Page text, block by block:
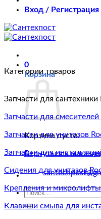
Вход / Регистрация
0
Корзина
Корзина пуста.
Вернуться в магазин
Искать:
Категории товаров
Запчасти для сантехники
Запчасти для смесителей
Запчасти для унитазов
Запчасти для
Сидения для унитазов
Крепления и
Клавиши смыва для